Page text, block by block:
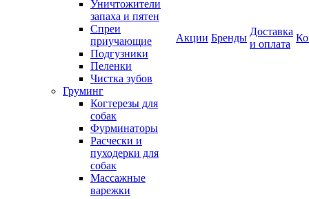
Уничтожители
запаха и пятен
Спреи
приучающие
Подгузники
Пеленки
Чистка зубов
Груминг
Когтерезы для
собак
Фурминаторы
Расчески и
пуходерки для
собак
Массажные
варежки
Акции Бренды
Доставка
и оплата